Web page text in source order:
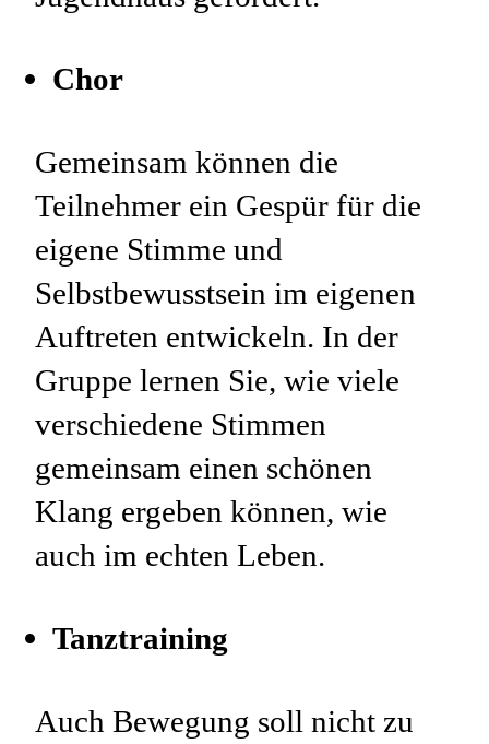
Chor
Gemeinsam können die
Teilnehmer ein Gespür für die
eigene Stimme und
Selbstbewusstsein im eigenen
Auftreten entwickeln. In der
Gruppe lernen Sie, wie viele
verschiedene Stimmen
gemeinsam einen schönen
Klang ergeben können, wie
auch im echten Leben.
Tanztraining
Auch Bewegung soll nicht zu